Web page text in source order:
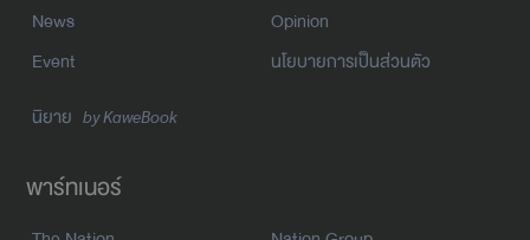
News
Opinion
Event
นโยบายการเป็นส่วนตัว
นิยาย by KaweBook
พาร์ทเนอร์